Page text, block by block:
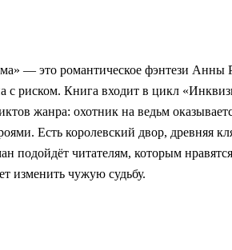
— это романтическое фэнтези Анны
с риском. Книга входит в цикл
жанра: охотник на ведьм
Есть королевский двор, древняя
подойдёт читателям, которым
изменить чужую судьбу.